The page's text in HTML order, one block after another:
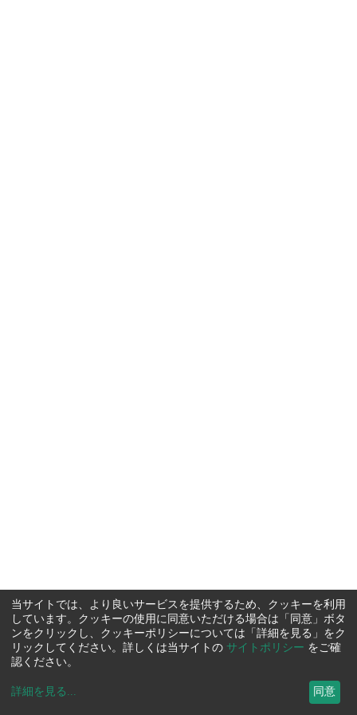
当サイトでは、より良いサービスを提供するため、クッキーを利用
しています。クッキーの使用に同意いただける場合は「同意」ボタ
ンをクリックし、クッキーポリシーについては「詳細を見る」をク
リックしてください。詳しくは当サイトの サイトポリシー をご確
認ください。
詳細を見る ... 同意